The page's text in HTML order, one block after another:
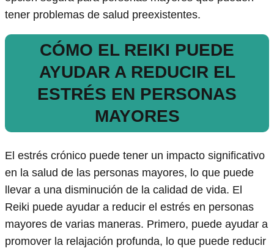
tener problemas de salud preexistentes.
CÓMO EL REIKI PUEDE
AYUDAR A REDUCIR EL
ESTRÉS EN PERSONAS
MAYORES
El estrés crónico puede tener un impacto significativo
en la salud de las personas mayores, lo que puede
llevar a una disminución de la calidad de vida. El
Reiki puede ayudar a reducir el estrés en personas
mayores de varias maneras. Primero, puede ayudar a
promover la relajación profunda, lo que puede reducir